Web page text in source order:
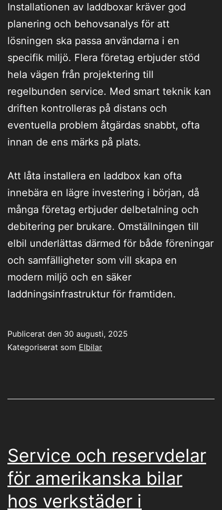
Installationen av laddboxar kräver god
planering och behovsanalys för att
lösningen ska passa användarna i en
specifik miljö. Flera företag erbjuder stöd
hela vägen från projektering till
regelbunden service. Med smart teknik kan
driften kontrolleras på distans och
eventuella problem åtgärdas snabbt, ofta
innan de ens märks på plats.
Att låta installera en laddbox kan ofta
innebära en lägre investering i början, då
många företag erbjuder delbetalning och
debitering per brukare. Omställningen till
elbil underlättas därmed för både föreningar
och samfälligheter som vill skapa en
modern miljö och en säker
laddningsinfrastruktur för framtiden.
Publicerat den 30 augusti, 2025
Kategoriserat som Elbilar
Service och reservdelar
för amerikanska bilar
hos verkstäder i